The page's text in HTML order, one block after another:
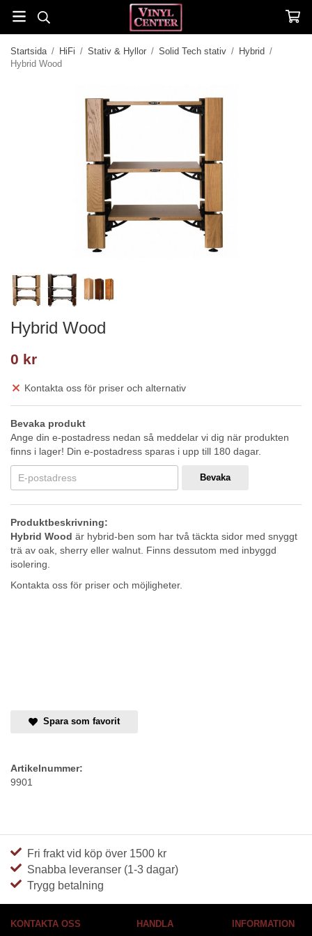
Startsida / HiFi / Stativ & Hyllor / Solid Tech stativ / Hybrid /
Hybrid Wood
Hybrid Wood
0 kr
Kontakta oss för priser och alternativ
Bevaka produkt
Ange din e-postadress nedan så meddelar vi dig när produkten
finns i lager! Din e-postadress sparas i upp till 180 dagar.
Bevaka
Produktbeskrivning:
Hybrid Wood är hybrid-ben som har två täckta sidor med snyggt
trä av oak, sherry eller walnut. Finns dessutom med inbyggd
isolering.
Kontakta oss för priser och möjligheter.
Spara som favorit
Artikelnummer:
9901
Fri frakt vid köp över 1500 kr
Snabba leveranser (1-3 dagar)
Trygg betalning
KONTAKTA OSS HANDLA INFORMATION